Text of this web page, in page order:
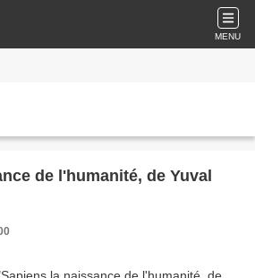
MENU
de l'humanité, de Yuval